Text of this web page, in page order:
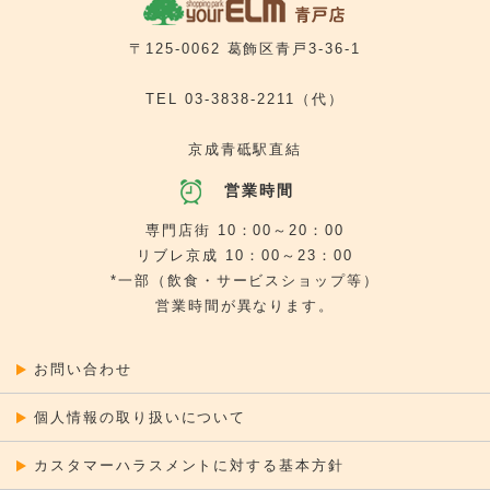
テルル ユアエルム青戸店
〒125-0062 葛飾区青戸3-36-1
TEL03-3838-2211 （代）
京成青砥駅直結
営業時間
専門店街 10：00～20：00
リブレ京成 10：00～23：00
*一部（飲食・サービスショップ等）
営業時間が異なります。
お問い合わせ
個人情報の取り扱いについて
カスタマーハラスメントに対する基本方針